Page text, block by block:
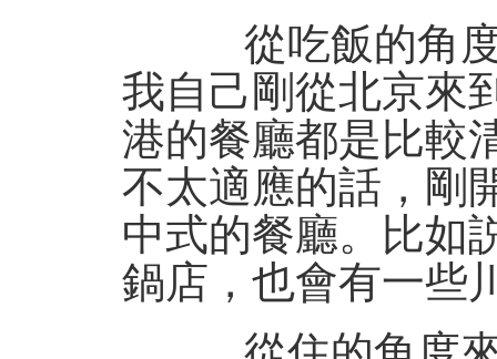
從吃飯的角度
我自己剛從北京來
港的餐廳都是比較
不太適應的話，剛
中式的餐廳。比如
鍋店，也會有一些